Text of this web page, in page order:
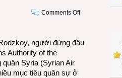
Comments Offon
Syria
người đứng đầu
Authority of the
Syria (Syrian Air
mục tiêu quân sự ở